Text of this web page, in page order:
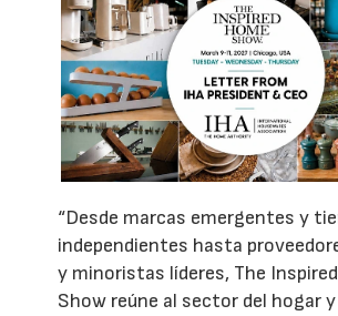
“Desde marcas emergentes y
independientes hasta
y minoristas líderes, The
Show reúne al sector del hogar